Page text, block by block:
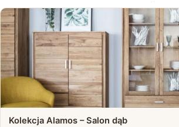
Kolekcja Alamos – Salon dąb